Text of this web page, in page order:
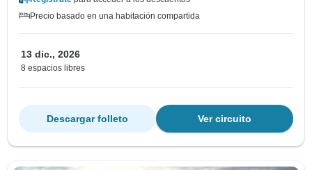
Precio basado en una habitación compartida
13 dic., 2026
8 espacios libres
Ver circuito
Descargar folleto